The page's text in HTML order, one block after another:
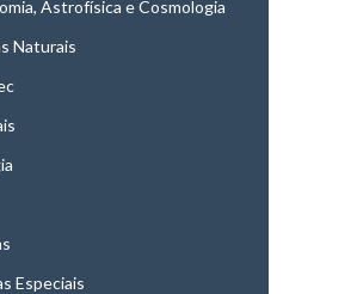
Astrofísica e Cosmologia
Naturais
Especiais